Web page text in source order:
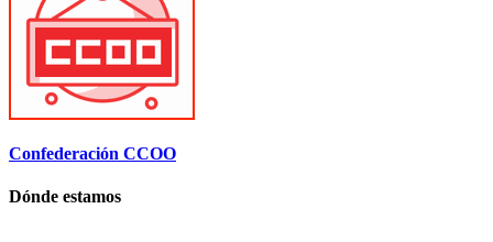
Confederación CCOO
Dónde estamos